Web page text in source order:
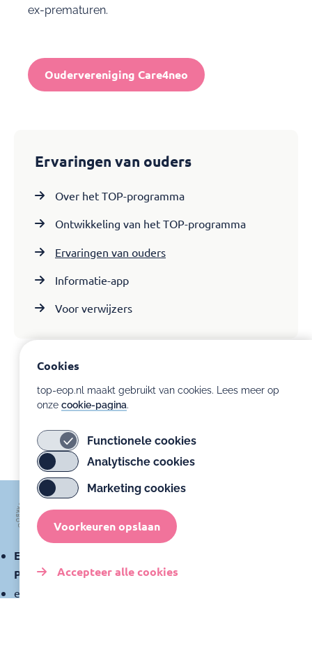
ex-prematuren.
Oudervereniging Care4neo
Ervaringen van ouders
Over het TOP-programma
Ontwikkeling van het TOP-programma
Ervaringen van ouders
Informatie-app
Voor verwijzers
Expertisecentrum Ontwikkelingsondersteuning
Prematuren
expertisecentrumprematuren@amsterdamumc.nl
Cookies
top-eop.nl maakt gebruikt van cookies. Lees meer op
onze cookie-pagina.
Functionele cookies
Analytische cookies
Marketing cookies
Voorkeuren opslaan
Accepteer alle cookies